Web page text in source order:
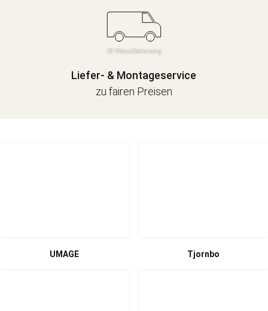
Liefer- & Montageservice
zu fairen Preisen
UMAGE Tjornbo